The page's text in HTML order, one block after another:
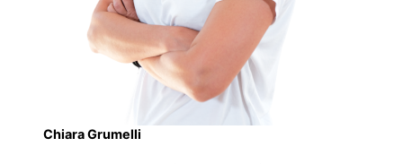
Chiara Grumelli